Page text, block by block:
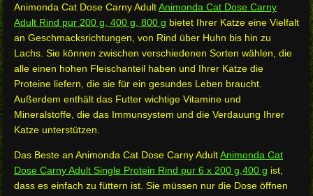
Animonda Cat Dose Carny AdultAnimonda Cat Dose Carny
Adult Rind pur 200 g, 400 g, 800 g bietet Ihrer Katze eine Vielfalt
an Geschmacksrichtungen, von Rind über Huhn bis hin zu
Lachs. Sie können zwischen verschiedenen Sorten wählen, die
alle einen hohen Fleischanteil haben und Ihrer Katze die
Proteine liefern, die sie für ein gesundes Leben braucht.
Außerdem enthält das Futter wichtige Vitamine und
Mineralstoffe, die das Immunsystem und die Verdauung Ihrer
Katze unterstützen.
Das Beste an Animonda Cat Dose Carny AdultAnimonda Cat
Dose Carny Adult Single Protein Rind pur 6 x 200 g,400 g ist,
dass es einfach zu füttern ist. Sie müssen nur die Dose öffnen